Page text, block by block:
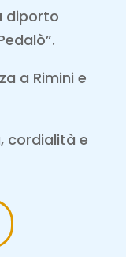
diporto
a Rimini e
cordialità e